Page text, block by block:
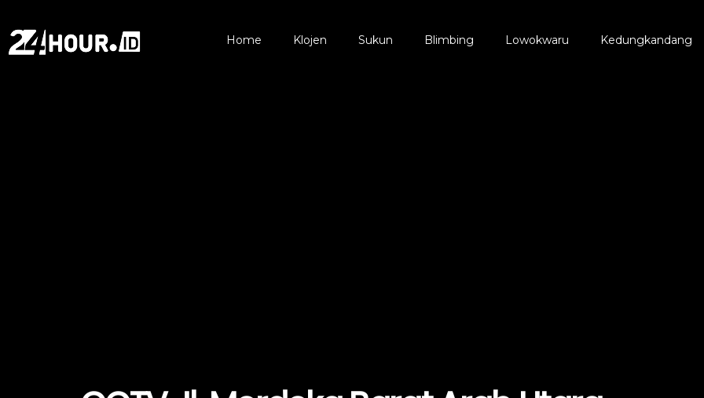
Home Klojen Sukun Blimbing Lowokwaru Kedungkandang